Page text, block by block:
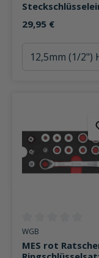
29,95 €
Durchschnittliche
WGB
MES rot